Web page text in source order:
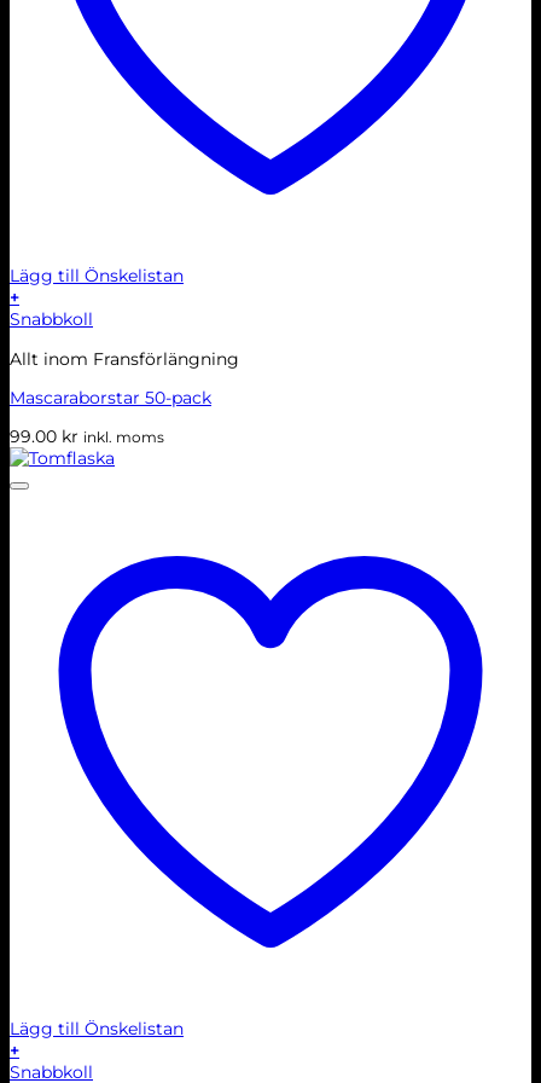
Lägg till Önskelistan
+
Snabbkoll
Allt inom Fransförlängning
Mascaraborstar 50-pack
99.00 kr inkl. moms
Lägg till Önskelistan
+
Den
Snabbkoll